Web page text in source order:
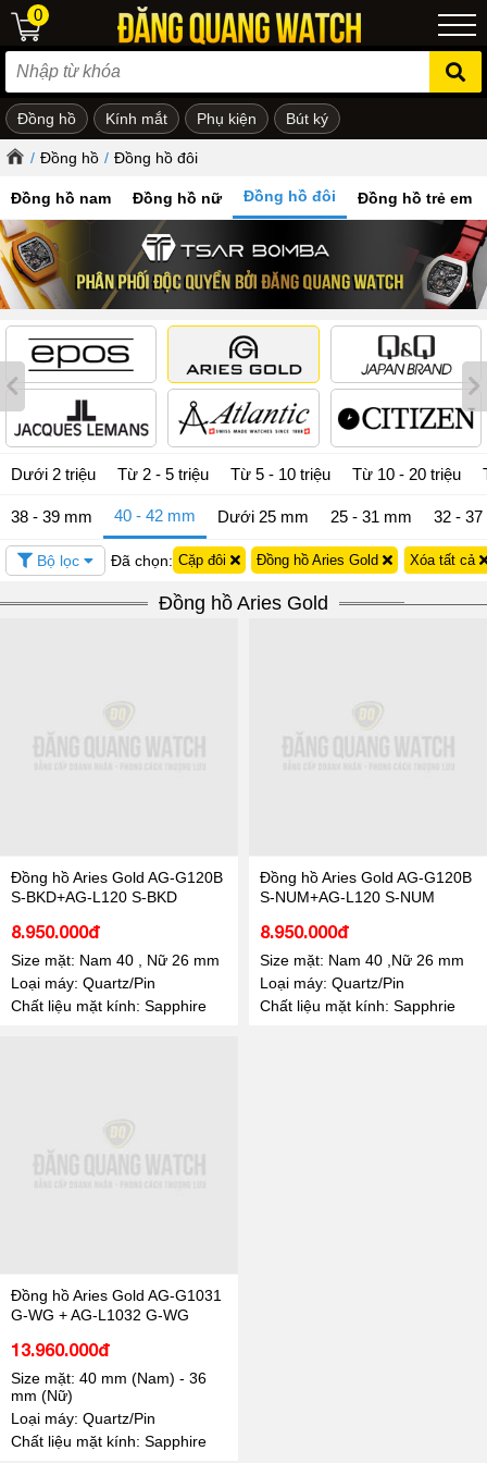
em
0
Đồng hồ Kính mắt Phụ kiện Bút ký
/ Đồng hồ / Đồng hồ đôi
Đồng hồ nam Đồng hồ nữ Đồng hồ đôi Đồng hồ trẻ em
Dưới 2 triệu Từ 2 - 5 triệu Từ 5 - 10 triệu Từ 10 - 20 triệu
38 - 39 mm 40 - 42 mm Dưới 25 mm 25 - 31 mm 32 -
Bộ lọc Đã chọn: Cặp đôi Đồng hồ Aries Gold Xóa tất cả
Đồng hồ Aries Gold
Đồng hồ Aries Gold AG-G120B
S-BKD+AG-L120 S-BKD
8.950.000đ
Size mặt: Nam 40 , Nữ 26 mm
Loại máy: Quartz/Pin
Chất liệu mặt kính: Sapphire
Đồng hồ Aries Gold AG-G120B
S-NUM+AG-L120 S-NUM
8.950.000đ
Size mặt: Nam 40 ,Nữ 26 mm
Loại máy: Quartz/Pin
Chất liệu mặt kính: Sapphrie
Đồng hồ Aries Gold AG-G1031
G-WG + AG-L1032 G-WG
13.960.000đ
Size mặt: 40 mm (Nam) - 36
mm (Nữ)
Loại máy: Quartz/Pin
Chất liệu mặt kính: Sapphire